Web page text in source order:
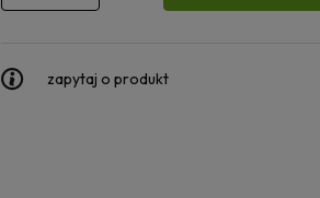
zapytaj o produkt